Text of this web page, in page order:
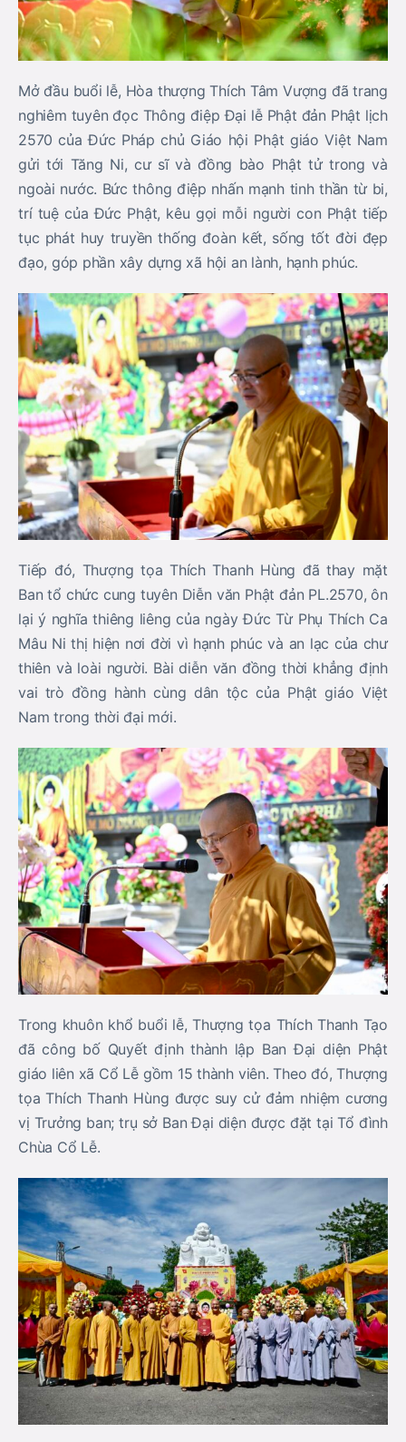
Mở đầu buổi lễ, Hòa thượng Thích Tâm Vượng đã trang
nghiêm tuyên đọc Thông điệp Đại lễ Phật đản Phật lịch
2570 của Đức Pháp chủ Giáo hội Phật giáo Việt Nam
gửi tới Tăng Ni, cư sĩ và đồng bào Phật tử trong và
ngoài nước. Bức thông điệp nhấn mạnh tinh thần từ bi,
trí tuệ của Đức Phật, kêu gọi mỗi người con Phật tiếp
tục phát huy truyền thống đoàn kết, sống tốt đời đẹp
đạo, góp phần xây dựng xã hội an lành, hạnh phúc.
Tiếp đó, Thượng tọa Thích Thanh Hùng đã thay mặt
Ban tổ chức cung tuyên Diễn văn Phật đản PL.2570, ôn
lại ý nghĩa thiêng liêng của ngày Đức Từ Phụ Thích Ca
Mâu Ni thị hiện nơi đời vì hạnh phúc và an lạc của chư
thiên và loài người. Bài diễn văn đồng thời khẳng định
vai trò đồng hành cùng dân tộc của Phật giáo Việt
Nam trong thời đại mới.
Trong khuôn khổ buổi lễ, Thượng tọa Thích Thanh Tạo
đã công bố Quyết định thành lập Ban Đại diện Phật
giáo liên xã Cổ Lễ gồm 15 thành viên. Theo đó, Thượng
tọa Thích Thanh Hùng được suy cử đảm nhiệm cương
vị Trưởng ban; trụ sở Ban Đại diện được đặt tại Tổ đình
Chùa Cổ Lễ.